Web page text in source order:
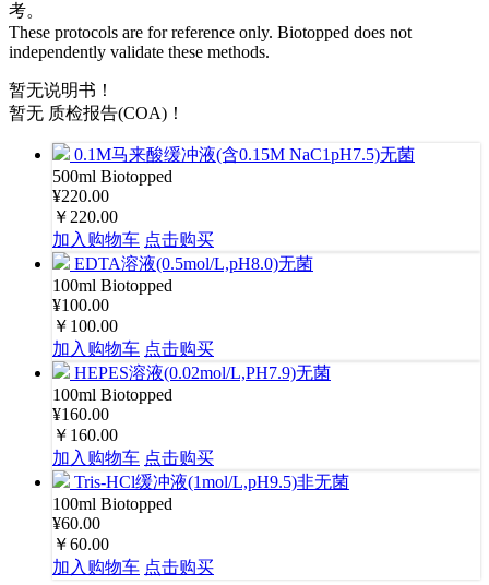
考。
These protocols are for reference only. Biotopped does not
independently validate these methods.
暂无说明书！
暂无 质检报告(COA)！
0.1M马来酸缓冲液(含0.15M NaC1pH7.5)无菌
500ml Biotopped
¥220.00
￥220.00
加入购物车 点击购买
EDTA溶液(0.5mol/L,pH8.0)无菌
100ml Biotopped
¥100.00
￥100.00
加入购物车 点击购买
HEPES溶液(0.02mol/L,PH7.9)无菌
100ml Biotopped
¥160.00
￥160.00
加入购物车 点击购买
Tris-HCl缓冲液(1mol/L,pH9.5)非无菌
100ml Biotopped
¥60.00
￥60.00
加入购物车 点击购买